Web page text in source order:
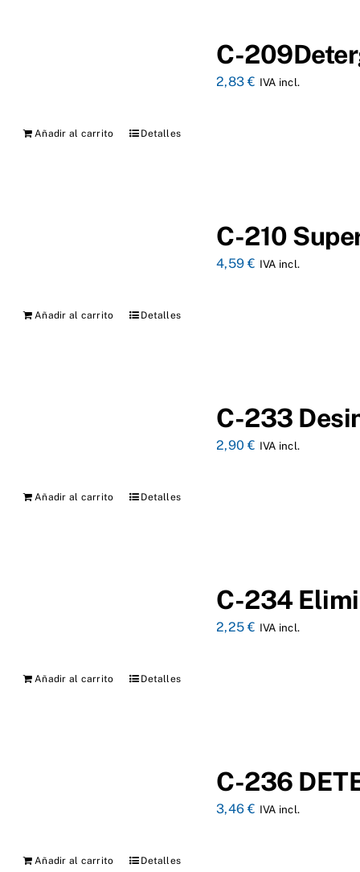
C-
2,83€ IVA incl.
Añadir al carrito Detalles
C-210
4,59€ IVA incl.
Añadir al carrito Detalles
C-233
2,90€ IVA incl.
Añadir al carrito Detalles
C-234
2,25€ IVA incl.
Añadir al carrito Detalles
C-236
3,46€ IVA incl.
Añadir al carrito Detalles